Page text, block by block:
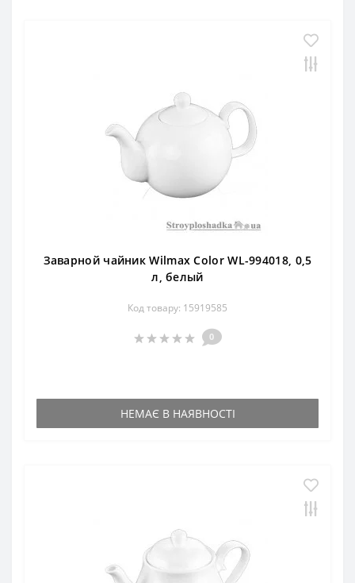
Заварной чайник Wilmax Color WL-994018, 0,5
л, белый
Код товару: 15919585
0
НЕМАЄ В НАЯВНОСТІ